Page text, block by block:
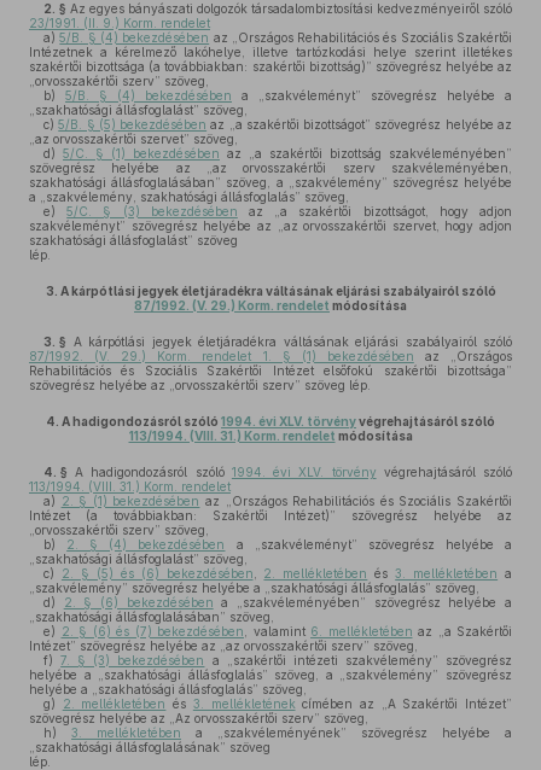
2. § Az egyes bányászati dolgozók társadalombiztosítási kedvezményeiről szóló
23/1991. (II. 9.) Korm. rendelet
a) 5/B. § (4) bekezdésében az „Országos Rehabilitációs és Szociális Szakértői
Intézetnek a kérelmező lakóhelye, illetve tartózkodási helye szerint illetékes
szakértői bizottsága (a továbbiakban: szakértői bizottság)” szövegrész helyébe az
„orvosszakértői szerv” szöveg,
b)
5/B. § (4) bekezdésében a „szakvéleményt” szövegrész helyébe a
„szakhatósági állásfoglalást” szöveg,
c) 5/B. § (5) bekezdésében az „a szakértői bizottságot” szövegrész helyébe az
„az orvosszakértői szervet” szöveg,
d) 5/C. § (1) bekezdésében az „a szakértői bizottság szakvéleményében”
szövegrész helyébe az „az orvosszakértői szerv szakvéleményében,
szakhatósági állásfoglalásában” szöveg, a „szakvélemény” szövegrész helyébe
a „szakvélemény, szakhatósági állásfoglalás” szöveg,
e)
5/C. § (3) bekezdésében az „a szakértői bizottságot, hogy adjon
szakvéleményt” szövegrész helyébe az „az orvosszakértői szervet, hogy adjon
szakhatósági állásfoglalást” szöveg
lép.
3. A kárpótlási jegyek életjáradékra váltásának eljárási szabályairól szóló
87/1992. (V. 29.) Korm. rendelet módosítása
3. § A kárpótlási jegyek életjáradékra váltásának eljárási szabályairól szóló
87/1992. (V. 29.) Korm. rendelet 1. § (1) bekezdésében az „Országos
Rehabilitációs és Szociális Szakértői Intézet elsőfokú szakértői bizottsága”
szövegrész helyébe az „orvosszakértői szerv” szöveg lép.
4. A hadigondozásról szóló 1994. évi XLV. törvényvégrehajtásáról szóló
113/1994. (VIII. 31.) Korm. rendelet módosítása
4. § A hadigondozásról szóló 1994. évi XLV. törvény végrehajtásáról szóló
113/1994. (VIII. 31.) Korm. rendelet
a) 2. § (1) bekezdésében az „Országos Rehabilitációs és Szociális Szakértői
Intézet (a továbbiakban: Szakértői Intézet)” szövegrész helyébe az
„orvosszakértői szerv” szöveg,
b)
2. § (4) bekezdésében
a „szakvéleményt” szövegrész helyébe a
„szakhatósági állásfoglalást” szöveg,
c)
2. § (5) és (6) bekezdésében 2. mellékletében és3. mellékletében a
„szakvélemény” szövegrész helyébe a „szakhatósági állásfoglalás” szöveg,
d)
2. § (6) bekezdésében a „szakvéleményében” szövegrész helyébe a
„szakhatósági állásfoglalásában” szöveg,
e) 2. § (6) és (7) bekezdésében , valamint 6. mellékletében az „a Szakértői
Intézet” szövegrész helyébe az „az orvosszakértői szerv” szöveg,
f) 7. § (3) bekezdésében
a „szakértői intézeti szakvélemény” szövegrész
helyébe a „szakhatósági állásfoglalás” szöveg, a „szakvélemény” szövegrész
helyébe a „szakhatósági állásfoglalás” szöveg,
g)
2. mellékletében és 3. mellékletének címében az „A Szakértői Intézet”
szövegrész helyébe az „Az orvosszakértői szerv” szöveg,
h)
3. mellékletében a „szakvéleményének” szövegrész helyébe a
„szakhatósági állásfoglalásának” szöveg
lép.